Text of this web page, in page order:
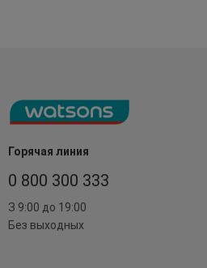
Горячая линия
0 800 300 333
З 9:00 до 19:00
Без выходных